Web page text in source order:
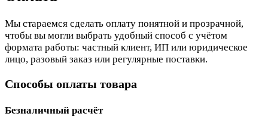
Мы стараемся сделать оплату понятной и прозрачной,
чтобы вы могли выбрать удобный способ с учётом
формата работы: частный клиент, ИП или юридическое
лицо, разовый заказ или регулярные поставки.
Способы оплаты товара
Безналичный расчёт